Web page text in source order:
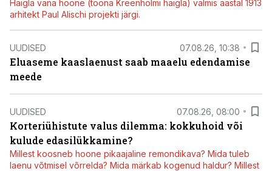
Haigla vana hoone (toona Kreenholmi haigla) valmis aastal 1913
arhitekt Paul Alischi projekti järgi.
UUDISED 07.08.26, 10:38
Eluaseme kaaslaenust saab maaelu edendamise
meede
UUDISED 07.08.26, 08:00
Korteriühistute valus dilemma: kokkuhoid või
kulude edasilükkamine?
Millest koosneb hoone pikaajaline remondikava? Mida tuleb
laenu võtmisel võrrelda? Mida märkab kogenud haldur? Millest